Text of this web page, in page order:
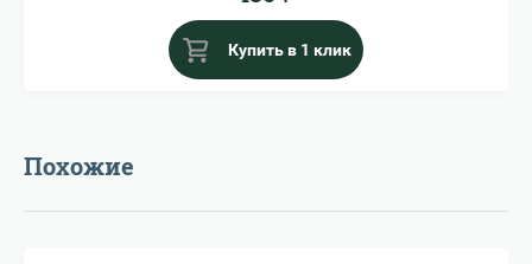
Купить в 1 клик
Похожие